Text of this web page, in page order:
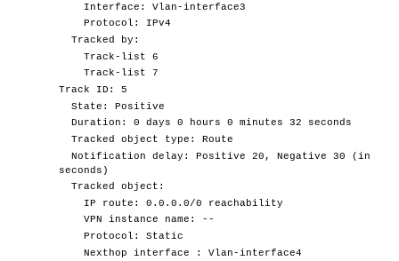
Interface: Vlan-interface3
Protocol: IPv4
Tracked by:
Track-list 6
Track-list 7
Track ID: 5
State: Positive
Duration: 0 days 0 hours 0 minutes 32 seconds
Tracked object type: Route
Notification delay: Positive 20, Negative 30 (in
seconds)
Tracked object:
IP route: 0.0.0.0/0 reachability
VPN instance name: --
Protocol: Static
Nexthop interface : Vlan-interface4